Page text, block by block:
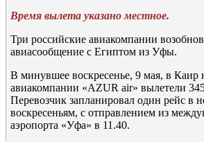
Время вылета указано местное.
Три российские авиакомпании
авиасообщение с Египтом из Уфы.
В минувшее воскресенье, 9 мая, в Каир
авиакомпании «AZUR air» вылетели
Перевозчик запланировал один рейс в
воскресеньям, с отправлением из
аэропорта «Уфа» в 11.40.